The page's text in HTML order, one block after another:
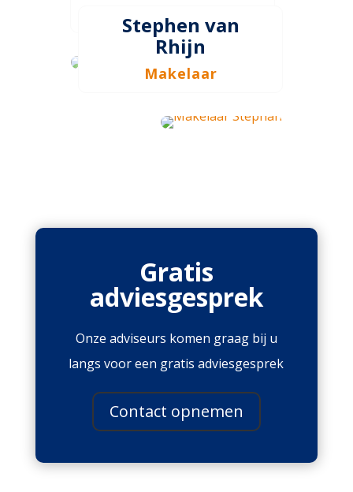
Makelaar
Stephen van
Rhijn
Makelaar
Gratis
adviesgesprek
Onze adviseurs komen graag bij u
langs voor een gratis adviesgesprek
Contact opnemen